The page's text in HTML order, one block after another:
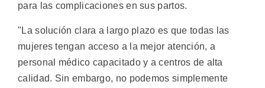
para las complicaciones en sus partos.
"La solución clara a largo plazo es que todas las
mujeres tengan acceso a la mejor atención, a
personal médico capacitado y a centros de alta
calidad. Sin embargo, no podemos simplemente